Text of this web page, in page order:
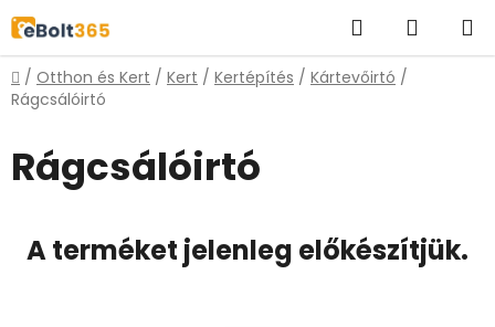
Ugrás
fő
tartalomhoz
KeresésKOSÁR
Kezdőlap
/ Otthon és Kert / Kert / Kertépítés / Kártevőirtó /
Rágcsálóirtó
Rágcsálóirtó
A terméket jelenleg előkészítjük.